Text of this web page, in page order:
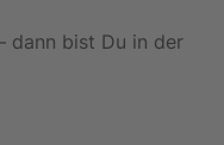
dann bist Du in der